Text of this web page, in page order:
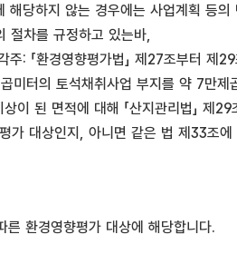
당하지 않는 경우에는 사업계획 등
절차를 규정하고 있는바,
: 「환경영향평가법」 제27조부터
미터의 토석채취사업 부지를 약 7만
이 된 면적에 대해 「산지관리법」
가 대상인지, 아니면 같은 법 제33조
른 환경영향평가 대상에 해당합니다.